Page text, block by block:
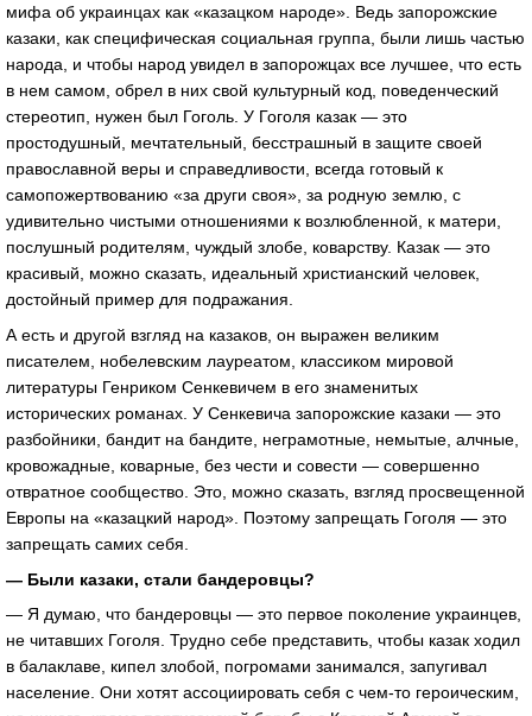
мифа об украинцах как «казацком народе». Ведь запорожские
казаки, как специфическая социальная группа, были лишь частью
народа, и чтобы народ увидел в запорожцах все лучшее, что есть
в нем самом, обрел в них свой культурный код, поведенческий
стереотип, нужен был Гоголь. У Гоголя казак — это
простодушный, мечтательный, бесстрашный в защите своей
православной веры и справедливости, всегда готовый к
самопожертвованию «за други своя», за родную землю, с
удивительно чистыми отношениями к возлюбленной, к матери,
послушный родителям, чуждый злобе, коварству. Казак — это
красивый, можно сказать, идеальный христианский человек,
достойный пример для подражания.
А есть и другой взгляд на казаков, он выражен великим
писателем, нобелевским лауреатом, классиком мировой
литературы Генриком Сенкевичем в его знаменитых
исторических романах. У Сенкевича запорожские казаки — это
разбойники, бандит на бандите, неграмотные, немытые, алчные,
кровожадные, коварные, без чести и совести — совершенно
отвратное сообщество. Это, можно сказать, взгляд просвещенной
Европы на «казацкий народ». Поэтому запрещать Гоголя — это
запрещать самих себя.
— Были казаки, стали бандеровцы?
— Я думаю, что бандеровцы — это первое поколение украинцев,
не читавших Гоголя. Трудно себе представить, чтобы казак ходил
в балаклаве, кипел злобой, погромами занимался, запугивал
население. Они хотят ассоциировать себя с чем-то героическим,